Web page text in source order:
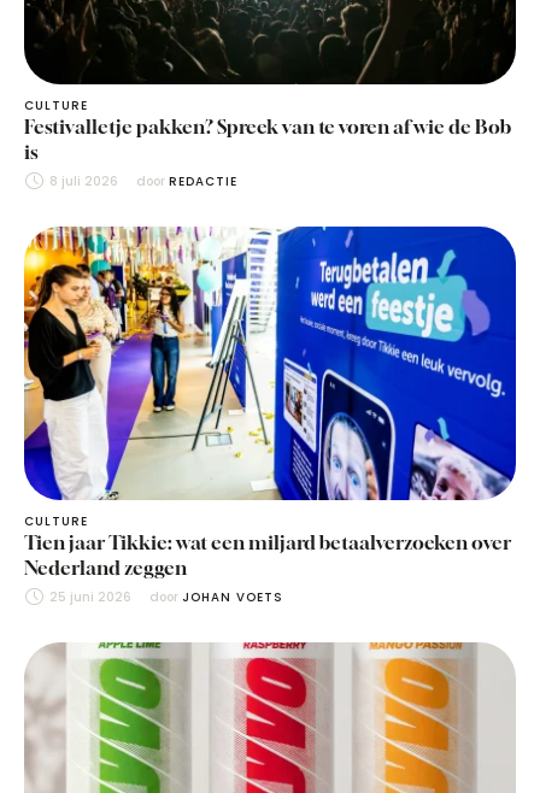
CULTURE
Festivalletje pakken? Spreek van te voren af wie de Bob
is
8 juli 2026 door REDACTIE
CULTURE
Tien jaar Tikkie: wat een miljard betaalverzoeken over
Nederland zeggen
25 juni 2026 door JOHAN VOETS